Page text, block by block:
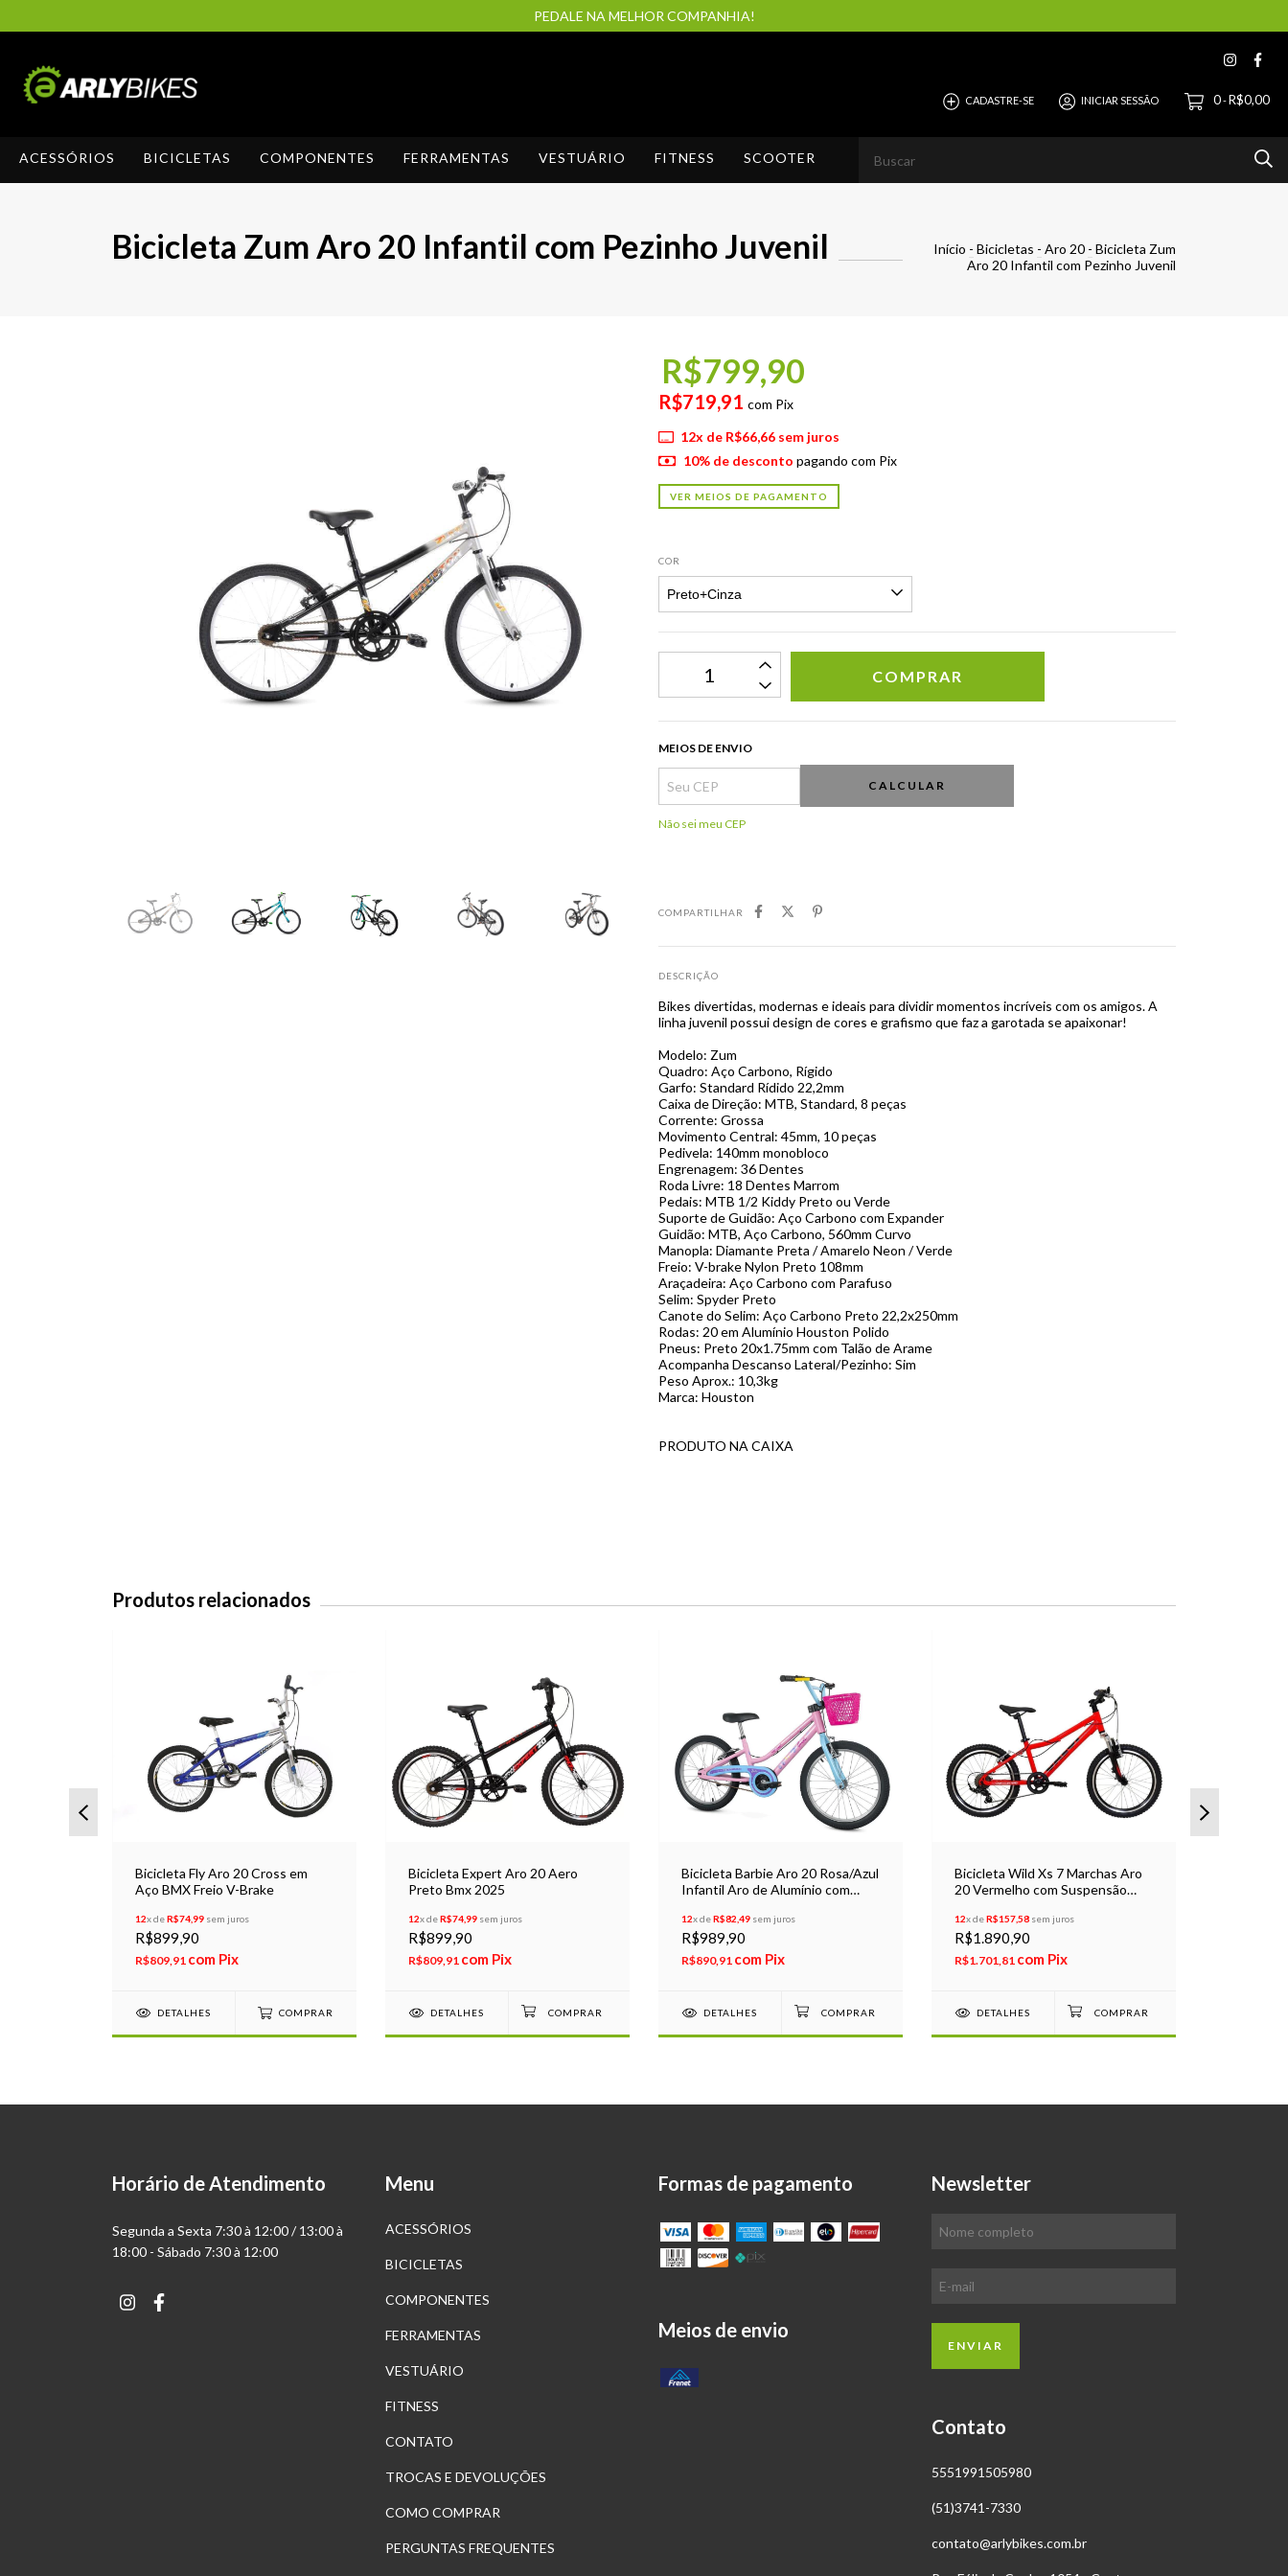
PEDALE NA MELHOR COMPANHIA!
CADASTRE-SE INICIAR SESSÃO 0-R$0,00
ACESSÓRIOS BICICLETAS COMPONENTES FERRAMENTAS VESTUÁRIO FITNESS SCOOTER
Bicicleta Zum Aro 20 Infantil com Pezinho Juvenil Início - Bicicletas - Aro 20 - Bicicleta Zum
Aro 20 Infantil com Pezinho Juvenil
R$799,90
R$719,91 com Pix
12x de R$66,66sem juros
10% de desconto pagando com Pix
VER MEIOS DE PAGAMENTO
COR
MEIOS DE ENVIO
CALCULAR
Não sei meu CEP
COMPARTILHAR
DESCRIÇÃO
Bikes divertidas, modernas e ideais para dividir momentos incríveis com os amigos. A
linha juvenil possui design de cores e grafismo que faz a garotada se apaixonar!
Modelo: Zum
Quadro: Aço Carbono, Rígido
Garfo: Standard Rídido 22,2mm
Caixa de Direção: MTB, Standard, 8 peças
Corrente: Grossa
Movimento Central: 45mm, 10 peças
Pedivela: 140mm monobloco
Engrenagem: 36 Dentes
Roda Livre: 18 Dentes Marrom
Pedais: MTB 1/2 Kiddy Preto ou Verde
Suporte de Guidão: Aço Carbono com Expander
Guidão: MTB, Aço Carbono, 560mm Curvo
Manopla: Diamante Preta / Amarelo Neon / Verde
Freio: V-brake Nylon Preto 108mm
Araçadeira: Aço Carbono com Parafuso
Selim: Spyder Preto
Canote do Selim: Aço Carbono Preto 22,2x250mm
Rodas: 20 em Alumínio Houston Polido
Pneus: Preto 20x1.75mm com Talão de Arame
Acompanha Descanso Lateral/Pezinho: Sim
Peso Aprox.: 10,3kg
Marca: Houston
PRODUTO NA CAIXA
Produtos relacionados
Bicicleta Fly Aro 20 Cross em
Aço BMX Freio V-Brake
12x deR$74,99 sem juros
R$899,90
R$809,91 com Pix
DETALHES COMPRAR
Bicicleta Expert Aro 20 Aero
Preto Bmx 2025
12x deR$74,99 sem juros
R$899,90
R$809,91 com Pix
DETALHES
Bicicleta Barbie Aro 20 Rosa/Azul
Infantil Aro de Alumínio com
12x deR$82,49 sem juros
R$989,90
R$890,91 com Pix
DETALHES
Bicicleta Wild Xs 7 Marchas Aro
20 Vermelho com Suspensão
12x deR$157,58 sem juros
R$1.890,90
R$1.701,81 com Pix
DETALHES
Horário de Atendimento
Segunda a Sexta 7:30 à 12:00 / 13:00 à
18:00 - Sábado 7:30 à 12:00
Menu
ACESSÓRIOS
BICICLETAS
COMPONENTES
FERRAMENTAS
VESTUÁRIO
FITNESS
CONTATO
TROCAS E DEVOLUÇÕES
COMO COMPRAR
PERGUNTAS FREQUENTES
Formas de pagamento
Meios de envio
Newsletter
Contato
5551991505980
(51)3741-7330
contato@arlybikes.com.br